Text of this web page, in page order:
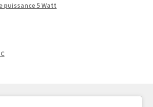
puissance 5 Watt